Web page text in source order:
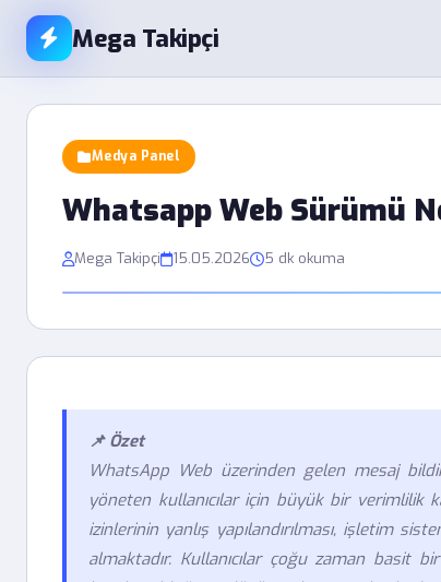
Mega Takipçi
Medya Panel
Whatsapp Web Sürümü
Mega Takipçi 15.05.2026 5 dk okuma
📌 Özet
WhatsApp Web üzerinden gelen mesaj
yöneten kullanıcılar için büyük bir verimlilik
izinlerinin yanlış yapılandırılması, işletim
almaktadır. Kullanıcılar çoğu zaman basit